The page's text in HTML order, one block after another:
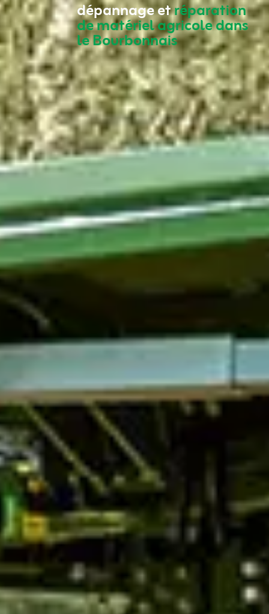
dépannage etréparation
de matériel agricole dans
le Bourbonnais